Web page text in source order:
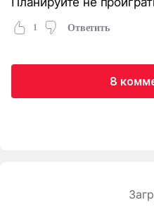
1 Ответить
8